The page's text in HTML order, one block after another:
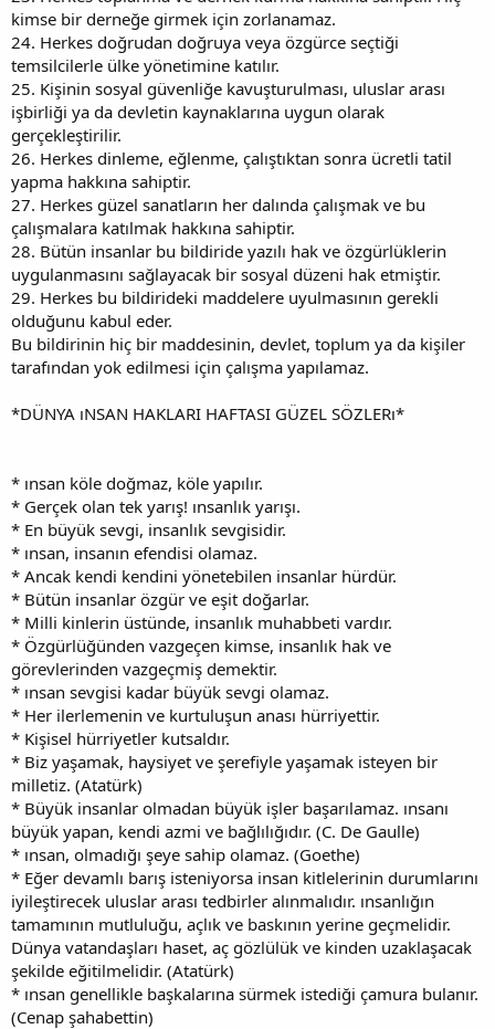
kimse bir derneğe girmek için zorlanamaz.
24. Herkes doğrudan doğruya veya özgürce seçtiği
temsilcilerle ülke yönetimine katılır.
25. Kişinin sosyal güvenliğe kavuşturulması, uluslar arası
işbirliği ya da devletin kaynaklarına uygun olarak
gerçekleştirilir.
26. Herkes dinleme, eğlenme, çalıştıktan sonra ücretli tatil
yapma hakkına sahiptir.
27. Herkes güzel sanatların her dalında çalışmak ve bu
çalışmalara katılmak hakkına sahiptir.
28. Bütün insanlar bu bildiride yazılı hak ve özgürlüklerin
uygulanmasını sağlayacak bir sosyal düzeni hak etmiştir.
29. Herkes bu bildirideki maddelere uyulmasının gerekli
olduğunu kabul eder.
Bu bildirinin hiç bir maddesinin, devlet, toplum ya da kişiler
tarafından yok edilmesi için çalışma yapılamaz.
*DÜNYA ıNSAN HAKLARI HAFTASI GÜZEL SÖZLERı*
* ınsan köle doğmaz, köle yapılır.
* Gerçek olan tek yarış! ınsanlık yarışı.
* En büyük sevgi, insanlık sevgisidir.
* ınsan, insanın efendisi olamaz.
* Ancak kendi kendini yönetebilen insanlar hürdür.
* Bütün insanlar özgür ve eşit doğarlar.
* Milli kinlerin üstünde, insanlık muhabbeti vardır.
* Özgürlüğünden vazgeçen kimse, insanlık hak ve
görevlerinden vazgeçmiş demektir.
* ınsan sevgisi kadar büyük sevgi olamaz.
* Her ilerlemenin ve kurtuluşun anası hürriyettir.
* Kişisel hürriyetler kutsaldır.
* Biz yaşamak, haysiyet ve şerefiyle yaşamak isteyen bir
milletiz. (Atatürk)
* Büyük insanlar olmadan büyük işler başarılamaz. ınsanı
büyük yapan, kendi azmi ve bağlılığıdır. (C. De Gaulle)
* ınsan, olmadığı şeye sahip olamaz. (Goethe)
* Eğer devamlı barış isteniyorsa insan kitlelerinin durumlarını
iyileştirecek uluslar arası tedbirler alınmalıdır. ınsanlığın
tamamının mutluluğu, açlık ve baskının yerine geçmelidir.
Dünya vatandaşları haset, aç gözlülük ve kinden uzaklaşacak
şekilde eğitilmelidir. (Atatürk)
* ınsan genellikle başkalarına sürmek istediği çamura bulanır.
(Cenap şahabettin)